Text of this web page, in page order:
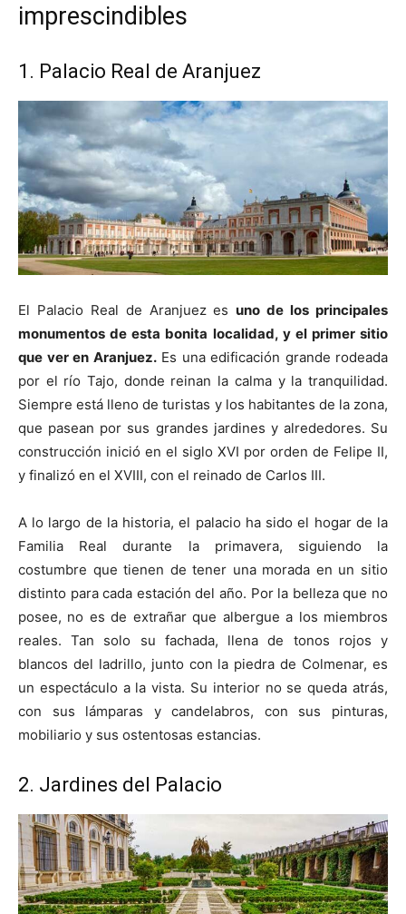
imprescindibles
1. Palacio Real de Aranjuez
El Palacio Real de Aranjuez esuno de los principales
monumentos de esta bonita localidad, y el primer sitio
que ver en Aranjuez.Es una edificación grande rodeada
por el río Tajo, donde reinan la calma y la tranquilidad.
Siempre está lleno de turistas y los habitantes de la zona,
que pasean por sus grandes jardines y alrededores. Su
construcción inició en el siglo XVI por orden de Felipe II,
y finalizó en el XVIII, con el reinado de Carlos III.
A lo largo de la historia, el palacio ha sido el hogar de la
Familia Real durante la primavera, siguiendo la
costumbre que tienen de tener una morada en un sitio
distinto para cada estación del año. Por la belleza que no
posee, no es de extrañar que albergue a los miembros
reales. Tan solo su fachada, llena de tonos rojos y
blancos del ladrillo, junto con la piedra de Colmenar, es
un espectáculo a la vista. Su interior no se queda atrás,
con sus lámparas y candelabros, con sus pinturas,
mobiliario y sus ostentosas estancias.
2. Jardines del Palacio